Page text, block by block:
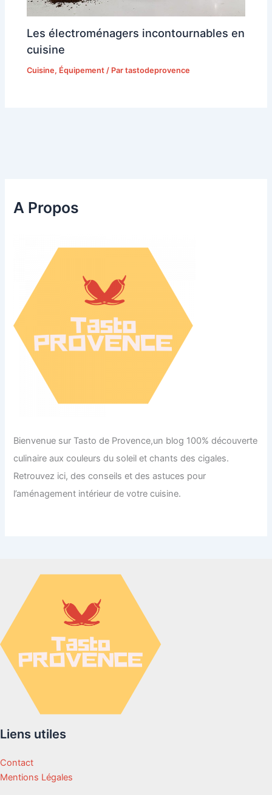
Les électroménagers incontournables en
cuisine
Cuisine, Équipement / Partastodeprovence
A Propos
Bienvenue sur Tasto de Provence,un blog 100% découverte
culinaire aux couleurs du soleil et chants des cigales.
Retrouvez ici, des conseils et des astuces pour
l’aménagement intérieur de votre cuisine.
Liens utiles
Contact
Mentions Légales